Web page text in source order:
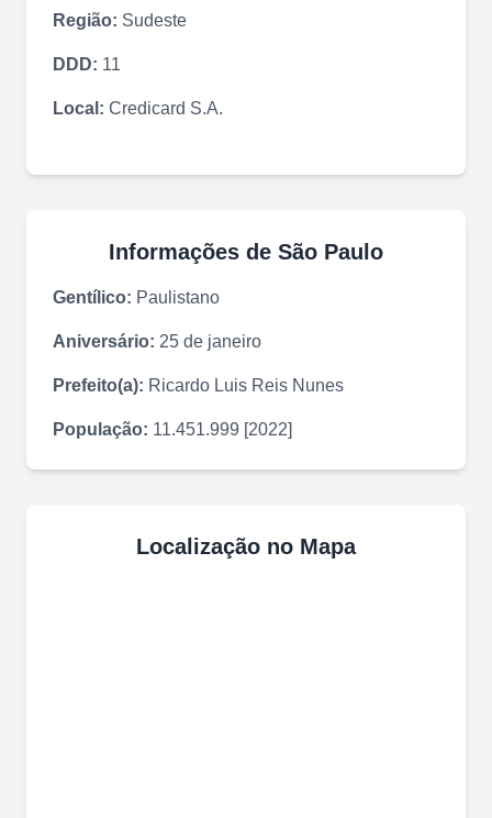
Região: Sudeste
DDD: 11
Local: Credicard S.A.
Informações de São Paulo
Gentílico: Paulistano
Aniversário: 25 de janeiro
Prefeito(a): Ricardo Luis Reis Nunes
População: 11.451.999 [2022]
Localização no Mapa